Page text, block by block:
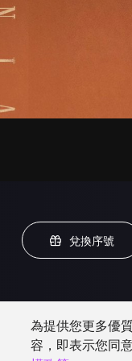
兌換序號
為提供您更多優
容，即表示您同